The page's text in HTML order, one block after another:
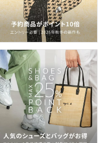
は、サマーカーディガン